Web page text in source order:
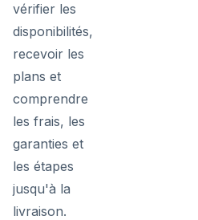
vérifier les
disponibilités,
recevoir les
plans et
comprendre
les frais, les
garanties et
les étapes
jusqu'à la
livraison.